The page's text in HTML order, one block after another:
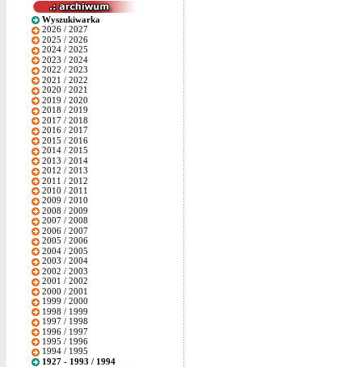
Wyszukiwarka
2026 / 2027
2025 / 2026
2024 / 2025
2023 / 2024
2022 / 2023
2021 / 2022
2020 / 2021
2019 / 2020
2018 / 2019
2017 / 2018
2016 / 2017
2015 / 2016
2014 / 2015
2013 / 2014
2012 / 2013
2011 / 2012
2010 / 2011
2009 / 2010
2008 / 2009
2007 / 2008
2006 / 2007
2005 / 2006
2004 / 2005
2003 / 2004
2002 / 2003
2001 / 2002
2000 / 2001
1999 / 2000
1998 / 1999
1997 / 1998
1996 / 1997
1995 / 1996
1994 / 1995
1927 - 1993 / 1994